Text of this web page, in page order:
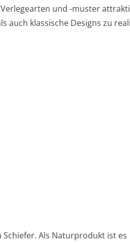
und -muster
auch klassische Designs zu
Als Naturprodukt ist es